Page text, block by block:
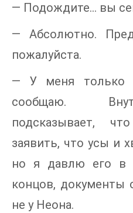
— Подождите… вы
— Абсолютно.
пожалуйста.
— У меня только
сообщаю.
подсказывает,
заявить, что усы и
но я давлю его в
концов, документы
не у Неона.